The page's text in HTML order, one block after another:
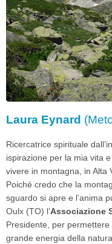
Laura Eynard
Ricercatrice spirituale
ispirazione per la mia vita
vivere in montagna, in Alta
Poiché credo che la
sguardo si apre e l’anima
Oulx (TO) l’Associazione
Presidente, per
grande energia della natura.